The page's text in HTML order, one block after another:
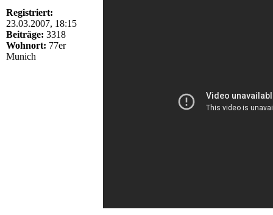
Registriert:
23.03.2007, 18:15
Beiträge: 3318
Wohnort: 77er
Munich